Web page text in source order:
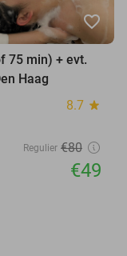
favorite_border
75 min) + evt.
Haag
8.7 star
Regulier €80
€49